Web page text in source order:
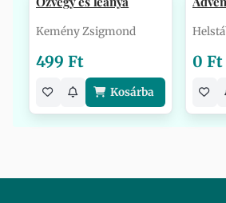
Kemény Zsigmond
499 Ft
Kosárba
0 Ft